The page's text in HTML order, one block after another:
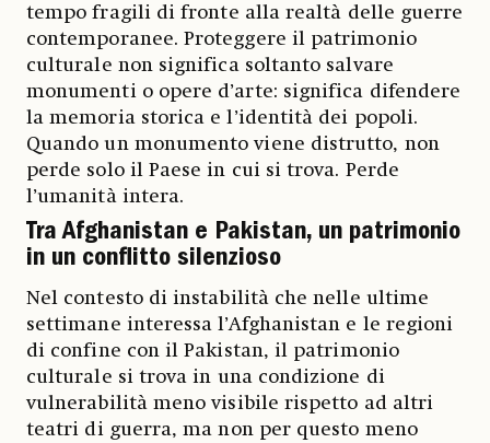
tempo fragili di fronte alla realtà delle guerre
contemporanee. Proteggere il patrimonio
culturale non significa soltanto salvare
monumenti o opere d’arte: significa difendere
la memoria storica e l’identità dei popoli.
Quando un monumento viene distrutto, non
perde solo il Paese in cui si trova. Perde
l’umanità intera.
Tra Afghanistan e Pakistan, un patrimonio
in un conflitto silenzioso
Nel contesto di instabilità che nelle ultime
settimane interessa l’Afghanistan e le regioni
di confine con il Pakistan, il patrimonio
culturale si trova in una condizione di
vulnerabilità meno visibile rispetto ad altri
teatri di guerra, ma non per questo meno